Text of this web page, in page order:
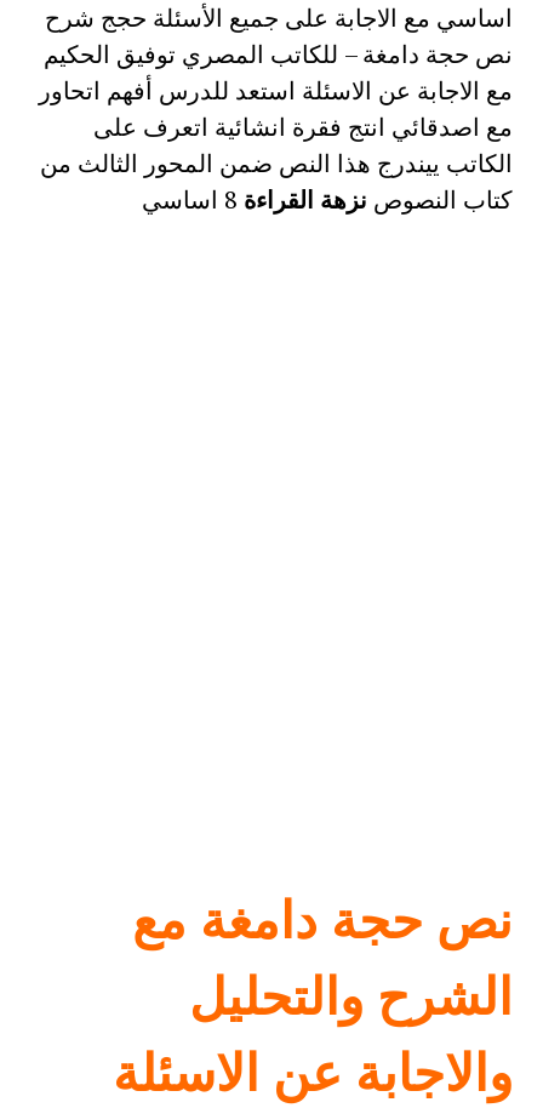
اساسي مع الاجابة على جميع الأسئلة حجج شرح
نص حجة دامغة – للكاتب المصري توفيق الحكيم
مع الاجابة عن الاسئلة استعد للدرس أفهم اتحاور
مع اصدقائي انتج فقرة انشائية اتعرف على
الكاتب ييندرج هذا النص ضمن المحور الثالث من
كتاب النصوص نزهة القراءة 8 اساسي
نص حجة دامغة مع
الشرح والتحليل
والاجابة عن الاسئلة